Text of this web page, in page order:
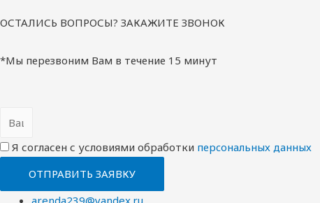
ОСТАЛИСЬ ВОПРОСЫ? ЗАКАЖИТЕ ЗВОНОК
*Мы перезвоним Вам в течение 15 минут
Я согласен с условиями обработки перcональных данных
ОТПРАВИТЬ ЗАЯВКУ